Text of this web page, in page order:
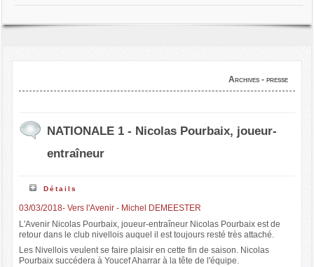
Archives - presse
NATIONALE 1 - Nicolas Pourbaix, joueur-
entraîneur
Détails
03/03/2018- Vers l'Avenir - Michel DEMEESTER
L'Avenir Nicolas Pourbaix, joueur-entraîneur Nicolas Pourbaix est de
retour dans le club nivellois auquel il est toujours resté très attaché.
Les Nivellois veulent se faire plaisir en cette fin de saison. Nicolas
Pourbaix succédera à Youcef Aharrar à la tête de l'équipe.